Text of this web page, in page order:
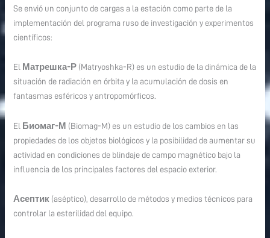
Se envió un conjunto de cargas a la estación como parte de la
implementación del programa ruso de investigación y experimentos
científicos:
El Матрешка-Р (Matryoshka-R) es un estudio de la dinámica de la
situación de radiación en órbita y la acumulación de dosis en
fantasmas esféricos y antropomórficos.
El Биомаг-М (Biomag-M) es un estudio de los cambios en las
propiedades de los objetos biológicos y la posibilidad de aumentar su
actividad en condiciones de blindaje de campo magnético bajo la
influencia de los principales factores del espacio exterior.
Асептик (aséptico), desarrollo de métodos y medios técnicos para
controlar la esterilidad del equipo.